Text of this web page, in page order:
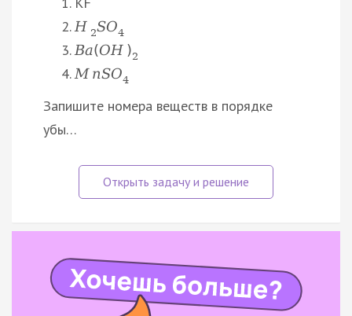
H 2SO4
Ba(OH )2
M nSO4
Запишите номера веществ в порядке
убы…